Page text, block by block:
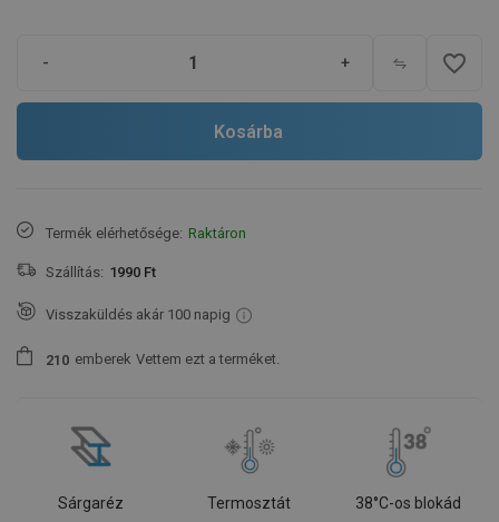
- + favorite_border
Kosárba
Termék elérhetősége: Raktáron
Szállítás: 1990 Ft
Visszaküldés akár 100 napig
21 0 emberek Vettem ezt a terméket.
Sárgaréz Termosztát 38°C-os blokád